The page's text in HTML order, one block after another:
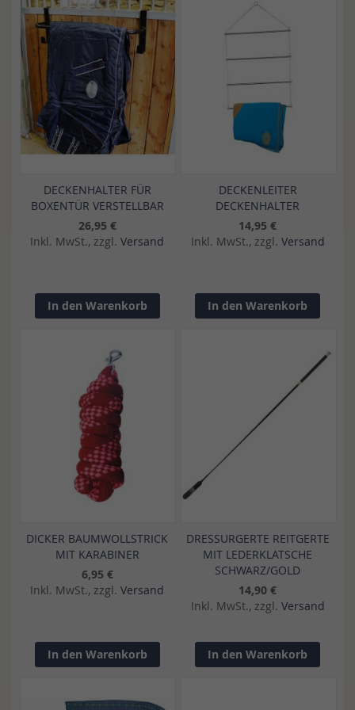
DECKENHALTER FÜR
BOXENTÜR VERSTELLBAR
26,95 €
Inkl. MwSt., zzgl. Versand
In den Warenkorb
DECKENLEITER
DECKENHALTER
14,95 €
Inkl. MwSt., zzgl. Versand
In den Warenkorb
DICKER BAUMWOLLSTRICK
MIT KARABINER
6,95 €
Inkl. MwSt., zzgl. Versand
In den Warenkorb
DRESSURGERTE REITGERTE
MIT LEDERKLATSCHE
SCHWARZ/GOLD
14,90 €
Inkl. MwSt., zzgl. Versand
In den Warenkorb